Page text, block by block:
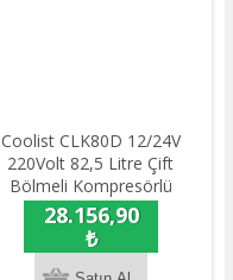
Coolist CLK80D 12/24V
220Volt 82,5 Litre Çift
Bölmeli Kompresörlü
Outdoor Oto
Buzdolabı/Dondurucu
28.156,90
₺